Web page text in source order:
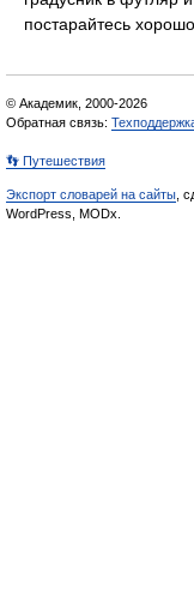
постарайтесь
© Академик, 2000-2026
Обратная связь:
👣 Путешествия
Экспорт словарей на сайты ,
WordPress, MODx.